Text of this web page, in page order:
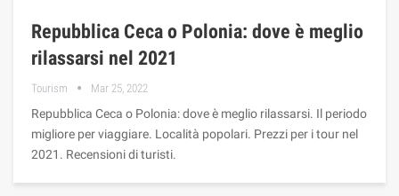
Repubblica Ceca o Polonia: dove è meglio
rilassarsi nel 2021
Tourism Mar 25, 2022
Repubblica Ceca o Polonia: dove è meglio rilassarsi. Il periodo
migliore per viaggiare. Località popolari. Prezzi per i tour nel
2021. Recensioni di turisti.